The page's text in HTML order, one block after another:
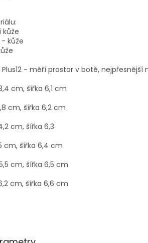
kůže
- měří prostor v botě,
cm, šířka 6,1 cm
cm, šířka 6,2 cm
cm, šířka 6,3
cm, šířka 6,4 cm
cm, šířka 6,5 cm
cm, šířka 6,6 cm